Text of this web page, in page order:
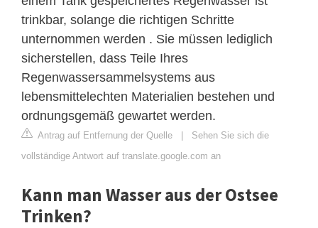
trinkbar, solange die richtigen Schritte
unternommen werden . Sie müssen lediglich
sicherstellen, dass Teile Ihres
Regenwassersammelsystems aus
lebensmittelechten Materialien bestehen und
ordnungsgemäß gewartet werden.
Antrag auf Entfernung der Quelle | Sehen Sie sich die
vollständige Antwort auf translate.google.com an
Kann man Wasser aus der Ostsee
Trinken?